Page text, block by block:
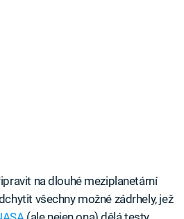
na dlouhé meziplanetární
všechny možné zádrhely, jež